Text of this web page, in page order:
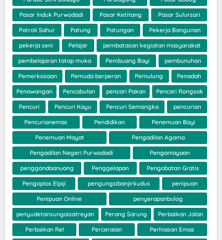
Pasar Induk Purwodadi Pasar Ketitang Pasar Sulursari
Patroli Sahur Patung Patungan Pekerja Bangunan
pekerja seni Pelajar pembatasan kegiatan masyarakat
pembelajaran tatap muka Pembuang Bayi pembunuhan
Pemerkosaan Pemuda berperan Pemulung Penadah
Penawangan Pencabulan pencari Pakan Pencari Rongsok
Pencuri Pencuri Kayu Pencuri Semangka pencurian
Pencurianemas Pendidikan Penemuan Bayi
Penemuan Mayat Pengadilan Agama
Pengadilan Negeri Purwodadi Penganiayaan
penggandaanuang Penggelapan Pengobatan Gratis
Pengoplos Elpiji pengungsibanjirkudus penipuan
Penipuan Online penyerapanbulog
penyudetansungaisatreyan Perang Sarung Perbaikan Jalan
Perbaikan Rel Perceraian Perhiasan Emas